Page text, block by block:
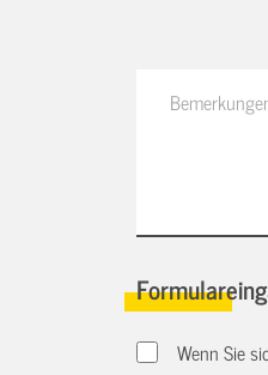
Wenn Sie